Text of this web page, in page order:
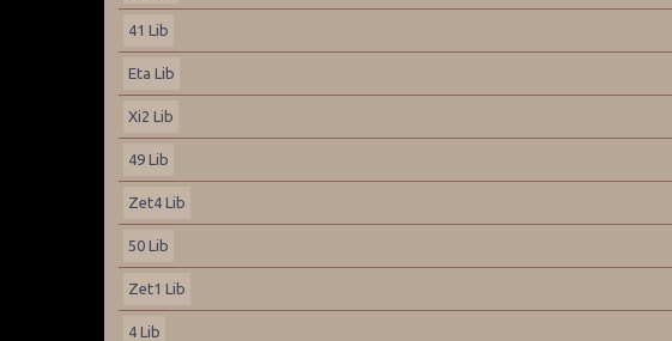
41 Lib
Eta Lib
Xi2 Lib
49 Lib
Zet4 Lib
50 Lib
Zet1 Lib
4 Lib